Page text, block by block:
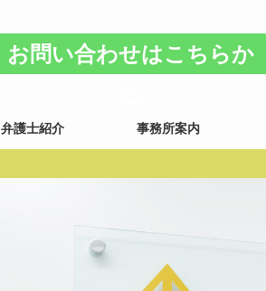
お問い合わせはこちらか
弁護士紹介 事務所案内